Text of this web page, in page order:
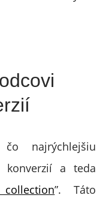
najrýchlejšiu
konverzií a teda
”. Táto